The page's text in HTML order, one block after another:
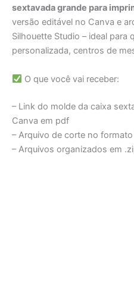
sextavada grande para
versão editável no Canva e
Silhouette Studio – ideal para
personalizada, centros de
O que você vai receber:
– Link do molde da caixa
Canva em pdf
– Arquivo de corte no
– Arquivos organizados em